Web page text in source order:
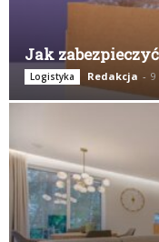
Jak
Logistyka Redakcja - 9